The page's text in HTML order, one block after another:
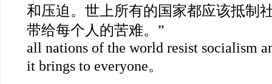
和压迫。世上所有的国家都应该抵制
带给每个人的苦难。 ”
all nations of the world resist socialism
it brings to everyone。